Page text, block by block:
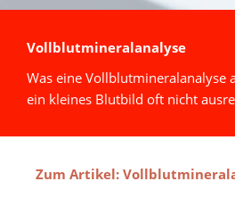
Vollblutmineralanalyse
Was eine Vollblutmineralanalyse
ein kleines Blutbild oft nicht
Zum Artikel: